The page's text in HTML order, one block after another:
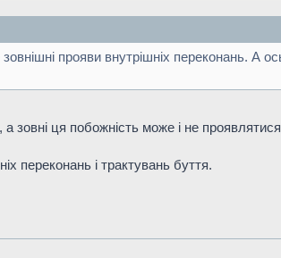
прояви внутрiшнiх переконань. А
ця побожність може і не
переконань і трактувань буття.